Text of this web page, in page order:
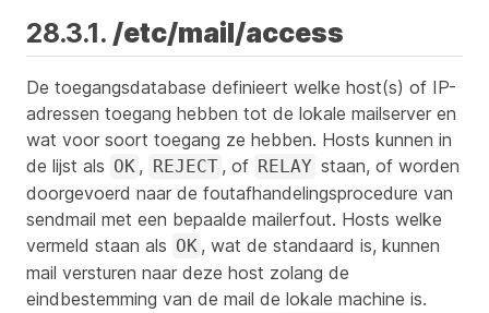
28.3.1. /etc/mail/access
De toegangsdatabase definieert welke host(s) of IP-
adressen toegang hebben tot de lokale mailserver en
wat voor soort toegang ze hebben. Hosts kunnen in
de lijst als OK , REJECT , of RELAY staan, of worden
doorgevoerd naar de foutafhandelingsprocedure van
sendmail met een bepaalde mailerfout. Hosts welke
vermeld staan als OK , wat de standaard is, kunnen
mail versturen naar deze host zolang de
eindbestemming van de mail de lokale machine is.